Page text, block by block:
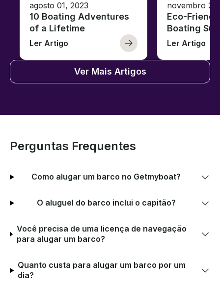
agosto 01, 2023
10 Boating Adventures
of a Lifetime
Ler Artigo
novembro
Eco-
Boating
Ler Artigo
Ver Mais Artigos
Perguntas Frequentes
Como alugar um barco no Getmyboat?
O aluguel do barco inclui o capitão?
Você precisa de uma licença de navegação
para alugar um barco?
Quanto custa para alugar um barco por um
dia?